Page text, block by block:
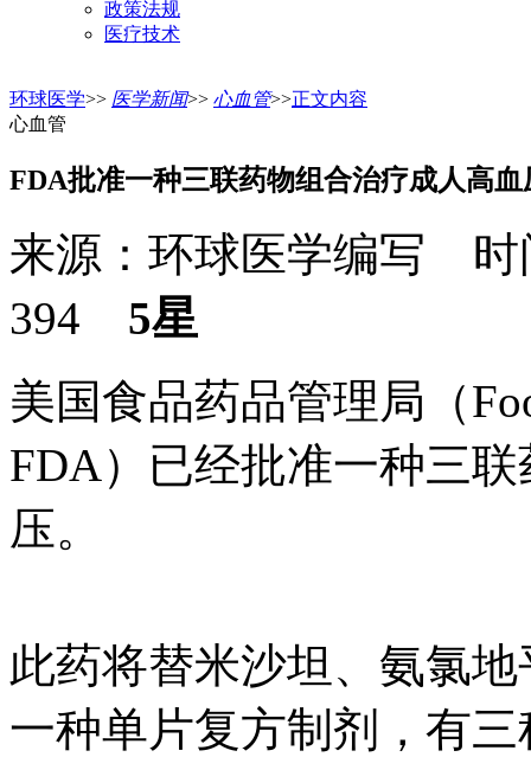
政策法规
医疗技术
环球医学>> 医学新闻>> 心血管>>正文内容
心血管
FDA批准一种三联药物组合治疗成人高血
来源：环球医学编写 时
394 5星
美国食品药品管理局（
FDA）已经批准一种三
压。
此药将替米沙坦、氨氯
一种单片复方制剂，有三